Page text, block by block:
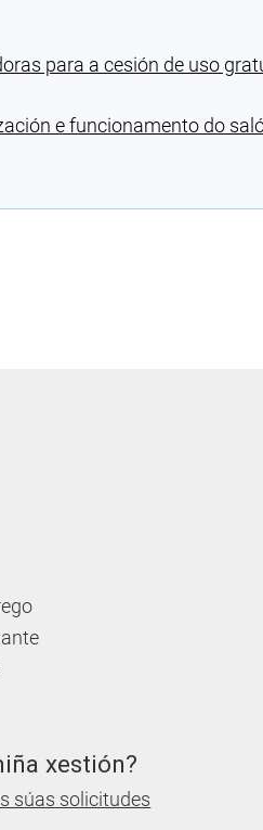
para a cesión de uso
e funcionamento do
xestión?
súas solicitudes